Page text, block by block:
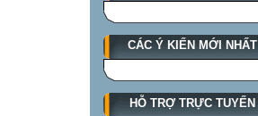
CÁC Ý KIẾN MỚI NHẤT
HỖ TRỢ TRỰC TUYẾN